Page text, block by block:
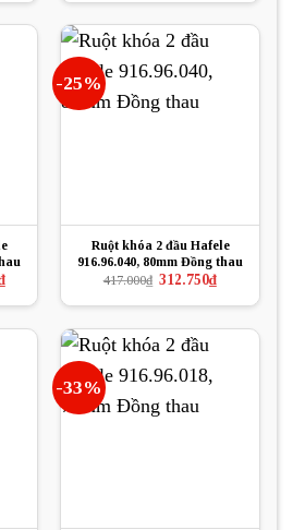
249.000₫.
Giá
hiện
tại
1.020.000₫.
-25%
Ruột khóa 2 đầu Hafele
916.96.040, 80mm Đồng thau
417.000₫ Giá
là:
312.750₫Giá
hiện
tại
312.750₫.
-33%